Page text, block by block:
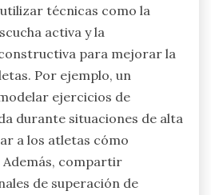
técnicas como la
activa y la
para mejorar la
Por ejemplo, un
ejercicios de
durante situaciones de alta
a los atletas cómo
compartir
de superación de